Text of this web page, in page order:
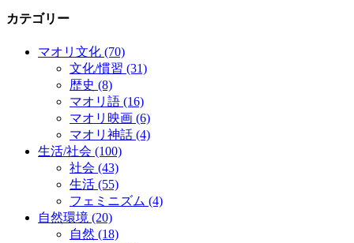
カテゴリー
マオリ文化 (70)
文化/慣習 (31)
歴史 (8)
マオリ語 (16)
マオリ映画 (6)
マオリ神話 (4)
生活/社会 (100)
社会 (43)
生活 (55)
フェミニズム (4)
自然環境 (20)
自然 (18)